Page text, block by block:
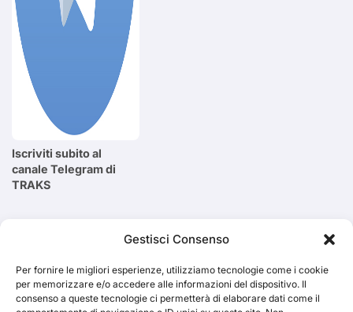
Gestisci Consenso
Per fornire le migliori esperienze, utilizziamo tecnologie come i cookie
per memorizzare e/o accedere alle informazioni del dispositivo. Il
consenso a queste tecnologie ci permetterà di elaborare dati come il
Iscriviti subito al
canale Telegram di
TRAKS
Cerca